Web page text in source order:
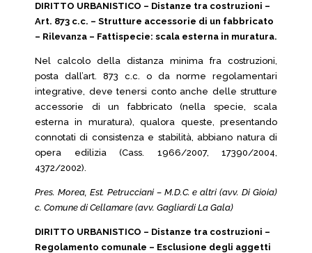
DIRITTO URBANISTICO – Distanze tra costruzioni –
Art. 873 c.c. – Strutture accessorie di un fabbricato
– Rilevanza – Fattispecie: scala esterna in muratura.
Nel calcolo della distanza minima fra costruzioni,
posta dall’art. 873 c.c. o da norme regolamentari
integrative, deve tenersi conto anche delle strutture
accessorie di un fabbricato (nella specie, scala
esterna in muratura), qualora queste, presentando
connotati di consistenza e stabilità, abbiano natura di
opera edilizia (Cass. 1966/2007, 17390/2004,
4372/2002).
Pres. Morea, Est. Petrucciani – M.D.C. e altri (avv. Di Gioia)
c. Comune di Cellamare (avv. Gagliardi La Gala)
DIRITTO URBANISTICO – Distanze tra costruzioni –
Regolamento comunale – Esclusione degli aggetti